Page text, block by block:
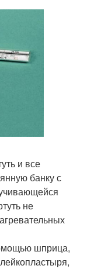
и все
банку с
не
шприца,